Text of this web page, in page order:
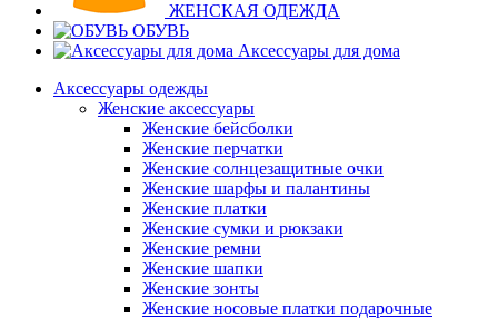
ЖЕНСКАЯ ОДЕЖДА
ОБУВЬ
Аксессуары для дома
Аксессуары одежды
Женские аксессуары
Женские бейсболки
Женские перчатки
Женские солнцезащитные очки
Женские шарфы и палантины
Женские платки
Женские сумки и рюкзаки
Женские ремни
Женские шапки
Женские зонты
Женские носовые платки подарочные